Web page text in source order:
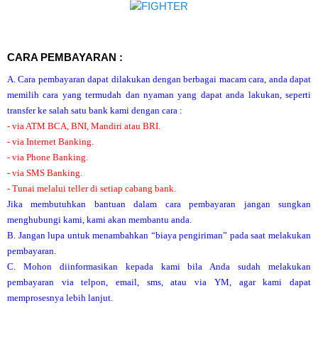
CARA PEMBAYARAN :
A. Cara pembayaran dapat dilakukan dengan berbagai macam cara, anda dapat
memilih cara yang termudah dan nyaman yang dapat anda lakukan, seperti
transfer ke salah satu bank kami dengan cara :
- via ATM BCA, BNI, Mandiri atau BRI.
- via Internet Banking.
- via Phone Banking.
- via SMS Banking.
- Tunai melalui teller di setiap cabang bank.
Jika membutuhkan bantuan dalam cara pembayaran jangan sungkan
menghubungi kami, kami akan membantu anda.
B. Jangan lupa untuk menambahkan “biaya pengiriman” pada saat melakukan
pembayaran.
C. Mohon diinformasikan kepada kami bila Anda sudah melakukan
pembayaran via telpon, email, sms, atau via YM, agar kami dapat
memprosesnya lebih lanjut.